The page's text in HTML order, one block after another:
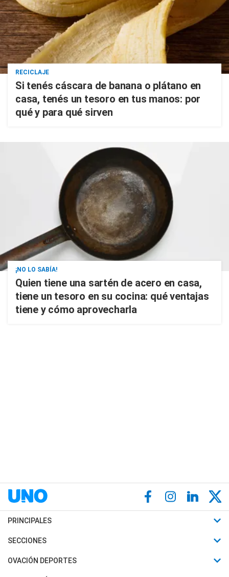
RECICLAJE
Si tenés cáscara de banana o plátano en
casa, tenés un tesoro en tus manos: por
qué y para qué sirven
¡NO LO SABÍA!
Quien tiene una sartén de acero en casa,
tiene un tesoro en su cocina: qué ventajas
tiene y cómo aprovecharla
PRINCIPALES
Últimas Noticias
Política
SECCIONES
Horóscopo
OVACIÓN DEPORTES